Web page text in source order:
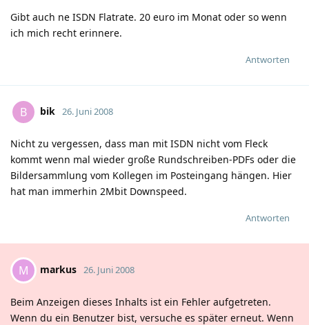
Gibt auch ne ISDN Flatrate. 20 euro im Monat oder so wenn
ich mich recht erinnere.
Antworten
B bik 26. Juni 2008
Nicht zu vergessen, dass man mit ISDN nicht vom Fleck
kommt wenn mal wieder große Rundschreiben-PDFs oder die
Bildersammlung vom Kollegen im Posteingang hängen. Hier
hat man immerhin 2Mbit Downspeed.
Antworten
M markus 26. Juni 2008
Beim Anzeigen dieses Inhalts ist ein Fehler aufgetreten.
Wenn du ein Benutzer bist, versuche es später erneut. Wenn